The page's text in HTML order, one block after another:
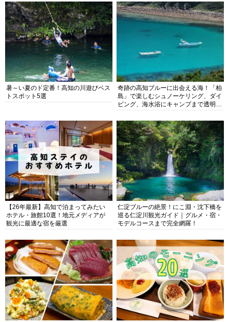
暑～い夏のド定番！高知の川遊びベス
トスポット5選
奇跡の高知ブルーに出会える海！「柏
島」で楽しむシュノーケリング、ダイ
ビング、海水浴にキャンプまで透明度
【26年最新】高知で泊まってみたい
ホテル・旅館10選！地元メディアが
観光に最適な宿を厳選
仁淀ブルーの絶景！にこ淵・沈下橋を
巡る仁淀川観光ガイド｜グルメ・宿・
モデルコースまで完全網羅！